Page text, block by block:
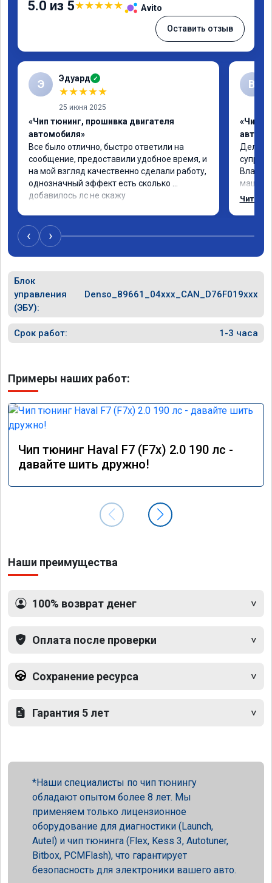
5.0 из 5★★★★★ Avito
Оставить отзыв
Э Эдуард ✓
★★★★★
25 июня 2025
«Чип тюнинг, прошивка двигателя
автомобиля»
Все было отлично, быстро ответили на
сообщение, предоставили удобное время, и
на мой взгляд качественно сделали работу,
однозначный эффект есть сколько
добавилось лс не скажу
В
«Чип
Делал
машина
Читать
‹ ›
Блок
управления
(ЭБУ):
Denso_89661_04xxx_CAN_D76F019xxx
Срок работ: 1-3 часа
Примеры наших работ:
Чип тюнинг Haval F7 (F7x) 2.0 190 лс -
давайте шить дружно!
Наши преимущества
100% возврат денег
Оплата после проверки
Сохранение ресурса
Гарантия 5 лет
Наши специалисты по чип тюнингу
обладают опытом более 8 лет. Мы
применяем только лицензионное
оборудование для диагностики (Launch,
Autel) и чип тюнинга (Flex, Kess 3, Autotuner,
Bitbox, PCMFlash), что гарантирует
безопасность для электроники вашего авто.